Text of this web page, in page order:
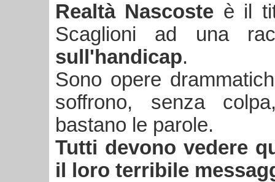
Realtà Nascoste è il
Scaglioni ad una
sull'handicap.
Sono opere
soffrono, senza
bastano le parole.
Tutti devono vedere
il loro terribile